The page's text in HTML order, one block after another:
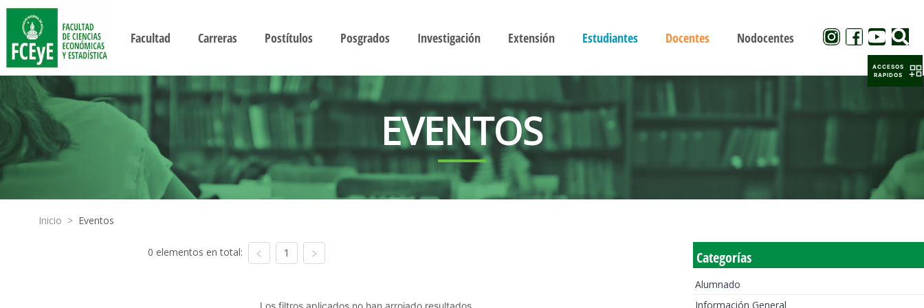
Facultad Carreras Postítulos Posgrados Investigación Extensión Estudiantes Docentes Nodocentes
EVENTOS
Inicio > Eventos
0 elementos en total: 1
Los filtros aplicados no han arrojado resultados
Categorías
Alumnado
Información General
ACCESOS
RAPIDOS